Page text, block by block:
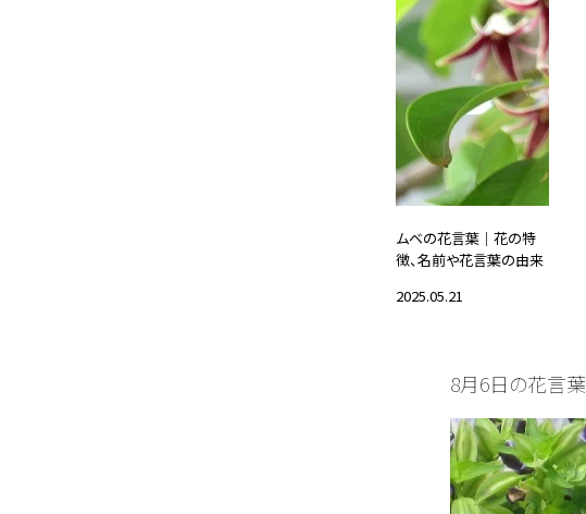
ムベの花言葉｜花の特
徴、名前や花言葉の由来
2025.05.21
8月6日の花言葉